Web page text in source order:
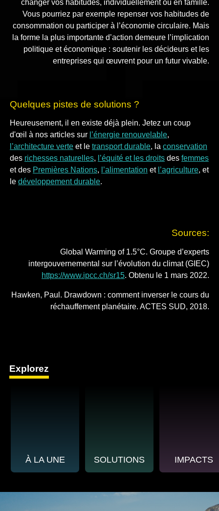
changer vos habitudes, individuellement ou en famille.
Vous pourriez par exemple repenser vos habitudes de
consommation ou participer à l’économie circulaire. Mais
la forme la plus importante d’action demeure l’implication
politique et économique : soutenir les décideurs et les
entreprises qui œuvrent pour un futur vivable.
Quelques pistes de solutions ?
Heureusement, il en existe déjà plein. Jetez un coup
d'œil à nos articles sur l’énergie renouvelable,
l’architecture verte et le transport durable, la conservation
des richesses naturelles, l’équité et les droits des femmes
et des Premières Nations, l’alimentation et l’agriculture, et
le développement durable.
Sources:
Global Warming of 1.5°C. Groupe d’experts
intergouvernemental sur l’évolution du climat (GIEC)
https://www.ipcc.ch/sr15. Obtenu le 1 mars 2022.
Hawken, Paul. Drawdown : comment inverser le cours du
réchauffement planétaire. ACTES SUD, 2018.
Explorez
À LA UNE SOLUTIONS IMPACTS